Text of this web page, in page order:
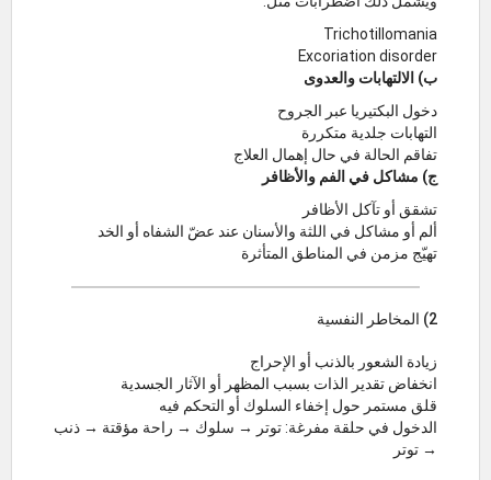
Trichotillomania
Excoriation disorder
ب) الالتهابات والعدوى
دخول البكتيريا عبر الجروح
التهابات جلدية متكررة
تفاقم الحالة في حال إهمال العلاج
ج) مشاكل في الفم والأظافر
تشقق أو تآكل الأظافر
ألم أو مشاكل في اللثة والأسنان عند عضّ الشفاه أو الخد
تهيّج مزمن في المناطق المتأثرة
2) المخاطر النفسية
زيادة الشعور بالذنب أو الإحراج
انخفاض تقدير الذات بسبب المظهر أو الآثار الجسدية
قلق مستمر حول إخفاء السلوك أو التحكم فيه
الدخول في حلقة مفرغة: توتر → سلوك → راحة مؤقتة → ذنب
→ توتر